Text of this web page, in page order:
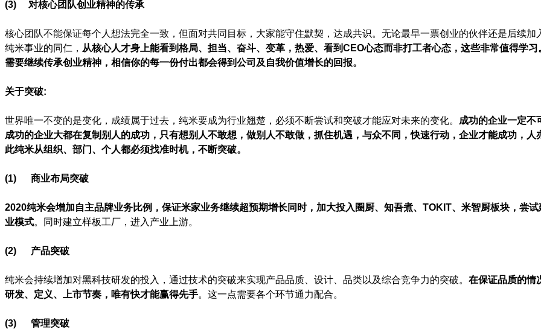
(3) 对核心团队创业精神的传承
核心团队不能保证每个人想法完全一致，但面对共同目标，大家能守住默契，达成共识。无论最早一票创业的伙伴还是后续加
纯米事业的同仁， 从核心人才身上能看到格局、担当、奋斗、变革，热爱、看到CEO心态而非打工者心态，这些非常值得学习
需要继续传承创业精神，相信你的每一份付出都会得到公司及自我价值增长的回报。
关于突破:
世界唯一不变的是变化，成绩属于过去，纯米要成为行业翘楚，必须不断尝试和突破才能应对未来的变化。 成功的企业一定不
成功的企业大都在复制别人的成功，只有想别人不敢想，做别人不敢做，抓住机遇，与众不同，快速行动，企业才能成功， 人
此纯米从组织、部门、个人都必须找准时机，不断突破。
(1) 商业布局突破
2020纯米会增加自主品牌业务比例，保证米家业务继续超预期增长同时，加大投入圈厨、知吾煮、TOKIT、米智厨板块，尝
业模式。同时建立样板工厂，进入产业上游。
(2) 产品突破
纯米会持续增加对黑科技研发的投入，通过技术的突破来实现产品品质、设计、品类以及综合竞争力的突破。 在保证品质的情
研发、定义、上市节奏，唯有快才能赢得先手。这一点需要各个环节通力配合。
(3) 管理突破